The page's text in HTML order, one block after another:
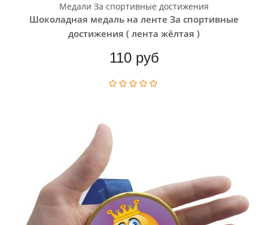
Медали За спортивные достижения
Шоколадная медаль на ленте За спортивные
достижения ( лента жёлтая )
110 руб